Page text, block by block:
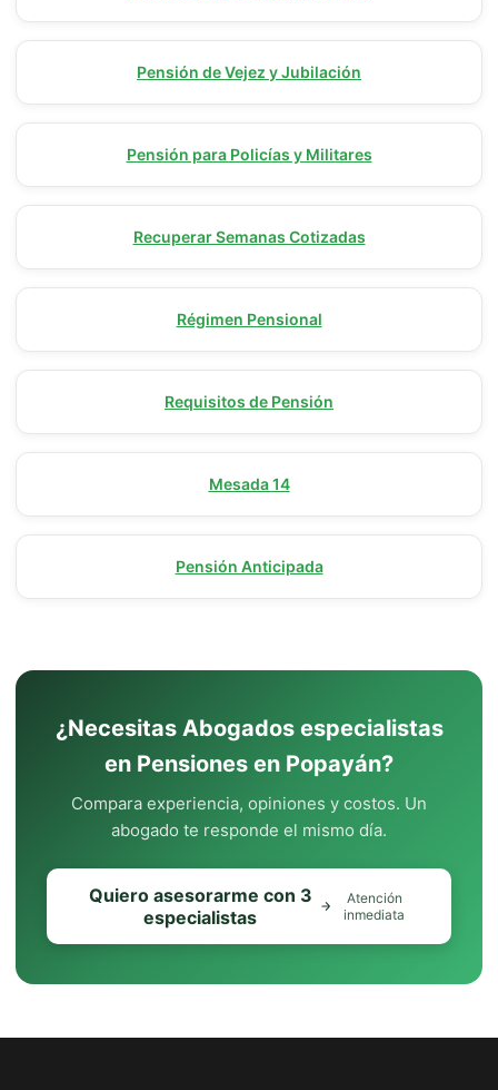
Pensión de Vejez y Jubilación
Pensión para Policías y Militares
Recuperar Semanas Cotizadas
Régimen Pensional
Requisitos de Pensión
Mesada 14
Pensión Anticipada
¿Necesitas Abogados especialistas
en Pensiones en Popayán?
Compara experiencia, opiniones y costos. Un
abogado te responde el mismo día.
Quiero asesorarme con 3
especialistas
Atención
inmediata